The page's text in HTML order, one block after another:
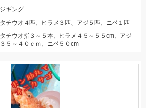
ジギング
タチウオ４匹、ヒラメ３匹、アジ５匹、ニベ１匹
タチウオ指３～５本、ヒラメ４５～５５cm、アジ
３５～４０ｃｍ、ニベ５０cm